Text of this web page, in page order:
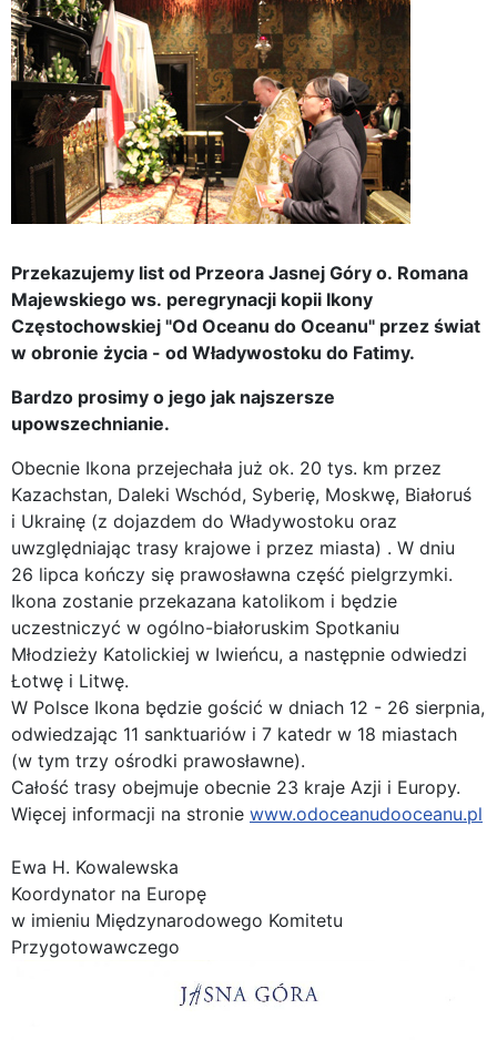
Przekazujemy list od Przeora Jasnej Góry o. Romana
Majewskiego ws. peregrynacji kopii Ikony
Częstochowskiej "Od Oceanu do Oceanu" przez świat
w obronie życia - od Władywostoku do Fatimy.
Bardzo prosimy o jego jak najszersze
upowszechnianie.
Obecnie Ikona przejechała już ok. 20 tys. km przez
Kazachstan, Daleki Wschód, Syberię, Moskwę, Białoruś
i Ukrainę (z dojazdem do Władywostoku oraz
uwzględniając trasy krajowe i przez miasta) . W dniu
26 lipca kończy się prawosławna część pielgrzymki.
Ikona zostanie przekazana katolikom i będzie
uczestniczyć w ogólno-białoruskim Spotkaniu
Młodzieży Katolickiej w Iwieńcu, a następnie odwiedzi
Łotwę i Litwę.
W Polsce Ikona będzie gościć w dniach 12 - 26 sierpnia,
odwiedzając 11 sanktuariów i 7 katedr w 18 miastach
(w tym trzy ośrodki prawosławne).
Całość trasy obejmuje obecnie 23 kraje Azji i Europy.
Więcej informacji na stronie www.odoceanudooceanu.pl
Ewa H. Kowalewska
Koordynator na Europę
w imieniu Międzynarodowego Komitetu
Przygotowawczego